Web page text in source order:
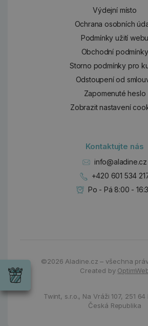
Výdejní místo
Ochrana osobních
Podmínky užití webu
Obchodní podmínky
Storno podmínky pro
Odstoupení od
Zapomenuté heslo
Zobrazit nastavení
Kontaktujte nás
info@aladine.cz
+420 601 534
Po - Pá 8:00 -
©2026 Aladine.cz – všechna
Created by
Twint, s.r.o., Na Vráži 107, 251
Česká Republika
Wrendale
příležitost
Chci si vybrat